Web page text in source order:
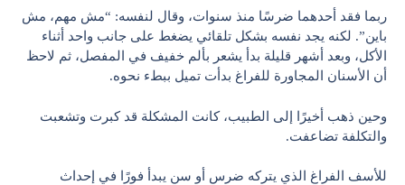
ربما فقد أحدهما ضرسًا منذ سنوات، وقال لنفسه: “مش مهم، مش
باين”. لكنه يجد نفسه بشكل تلقائي يضغط على جانب واحد أثناء
الأكل، وبعد أشهر قليلة بدأ يشعر بألم خفيف في المفصل، ثم لاحظ
أن الأسنان المجاورة للفراغ بدأت تميل ببطء نحوه.
وحين ذهب أخيرًا إلى الطبيب، كانت المشكلة قد كبرت وتشعبت
والتكلفة تضاعفت.
للأسف الفراغ الذي يتركه ضرس أو سن يبدأ فورًا في إحداث